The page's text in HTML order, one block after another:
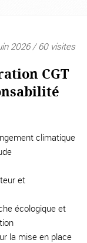
2026 / 60 visites
CGT
climatique
et
écologique et
la mise en place